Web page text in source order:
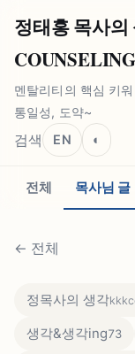
정태홍 목사
멘탈리티의 핵심 키
통일성, 도약~
검색 EN ◐
전체 목사님 글
← 전체
정목사의 생각
생각&생각ing73